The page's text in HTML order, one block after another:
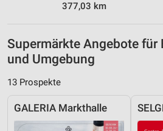
377,03 km
Supermärkte Angebote für
und Umgebung
13 Prospekte
GALERIA Markthalle